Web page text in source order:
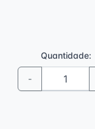
Quantidade:
-